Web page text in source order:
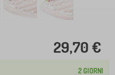
29,70 €
2 GIORNI